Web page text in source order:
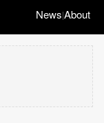
News|About